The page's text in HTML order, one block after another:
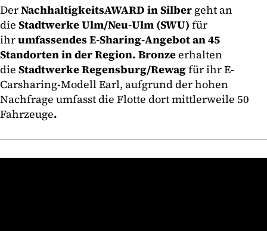
DerNachhaltigkeitsAWARD in Silber geht an
die Stadtwerke Ulm/Neu-Ulm (SWU) für
ihrumfassendes E-Sharing-Angebot an 45
Standorten in der Region. Bronzeerhalten
die Stadtwerke Regensburg/Rewagfür ihr E-
Carsharing-Modell Earl, aufgrund der hohen
Nachfrage umfasst die Flotte dort mittlerweile 50
Fahrzeuge.